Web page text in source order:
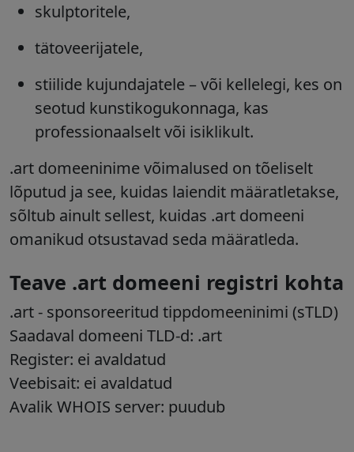
skulptoritele,
tätoveerijatele,
stiilide kujundajatele – või kellelegi, kes on
seotud kunstikogukonnaga, kas
professionaalselt või isiklikult.
.art domeeninime võimalused on tõeliselt
lõputud ja see, kuidas laiendit määratletakse,
sõltub ainult sellest, kuidas .art domeeni
omanikud otsustavad seda määratleda.
Teave .art domeeni registri kohta
.art - sponsoreeritud tippdomeeninimi (sTLD)
Saadaval domeeni TLD-d: .art
Register: ei avaldatud
Veebisait: ei avaldatud
Avalik WHOIS server: puudub